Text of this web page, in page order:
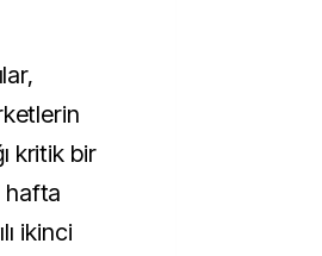
kritik bir
hafta
ikinci